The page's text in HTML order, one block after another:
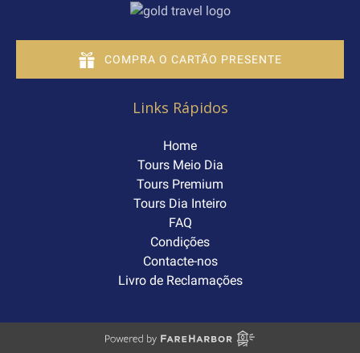
COMPRA O CARTÃO PRESENTE
Links Rápidos
Home
Tours Meio Dia
Tours Premium
Tours Dia Inteiro
FAQ
Condições
Contacte-nos
Livro de Reclamações